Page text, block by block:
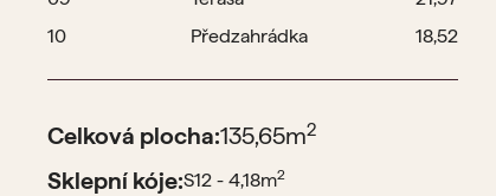
10
Předzahrádka 18,52
Celková plocha:135,65m2
Sklepní kóje:S12 - 4,18m2